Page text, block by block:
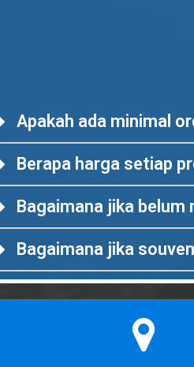
Apakah ada minimal
Berapa harga setiap
Bagaimana jika
Bagaimana jika